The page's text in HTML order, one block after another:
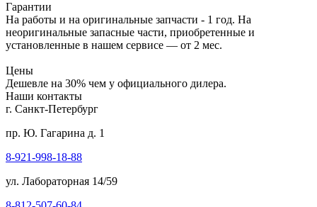
Гарантии
На работы и на оригинальные запчасти - 1 год. На
неоригинальные запасные части, приобретенные и
установленные в нашем сервисе — от 2 мес.
Цены
Дешевле на 30% чем у официального дилера.
Наши контакты
г. Санкт-Петербург
пр. Ю. Гагарина д. 1
8-921-998-18-88
ул. Лабораторная 14/59